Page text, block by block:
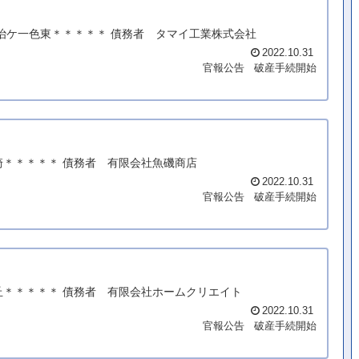
ケ一色東＊＊＊＊＊ 債務者 タマイ工業株式会社
2022.10.31
官報公告
破産手続開始
＊＊＊＊＊ 債務者 有限会社魚磯商店
2022.10.31
官報公告
破産手続開始
＊＊＊＊ 債務者 有限会社ホームクリエイト
2022.10.31
官報公告
破産手続開始